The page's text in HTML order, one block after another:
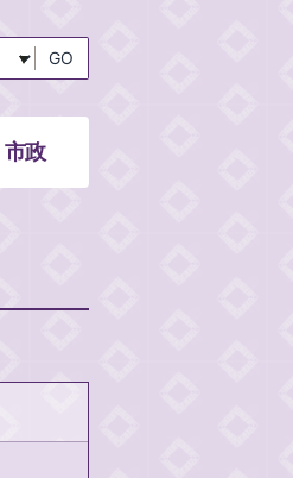
GO
市政